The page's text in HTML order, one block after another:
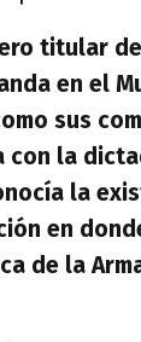
titular
en el
sus
con la
la
en
de la